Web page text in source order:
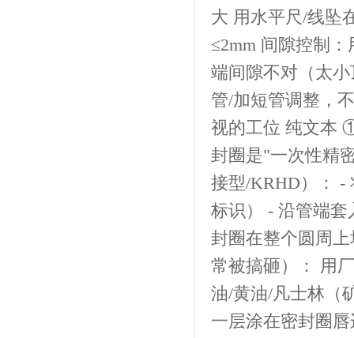
大 用水平尺/线坠
≤2mm 间隙控制
端间隙不对（太
管/加短管调整，
视的工位 纯文本
封圈是"一次性精
接型/KRHD）：
标识） - 沿管端
封圈在整个圆周
常被搞砸）： 用
油/黄油/凡士林（
一层涂在密封圈